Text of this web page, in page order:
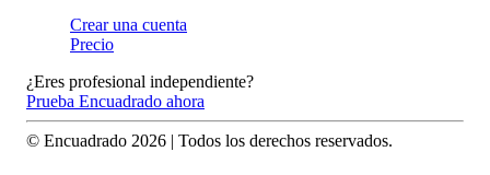
Crear una cuenta
Precio
¿Eres profesional independiente?
Prueba Encuadrado ahora
© Encuadrado 2026 | Todos los derechos reservados.